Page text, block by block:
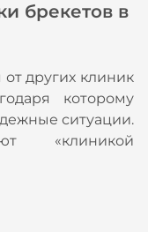
брекетов в
других клиник
которому
ситуации.
«клиникой